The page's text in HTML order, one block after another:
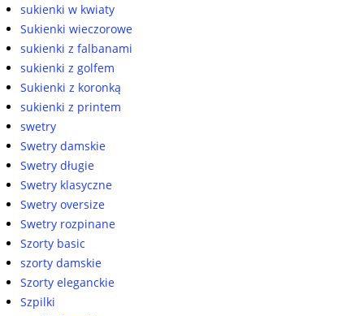
sukienki w kwiaty
Sukienki wieczorowe
sukienki z falbanami
sukienki z golfem
Sukienki z koronką
sukienki z printem
swetry
Swetry damskie
Swetry długie
Swetry klasyczne
Swetry oversize
Swetry rozpinane
Szorty basic
szorty damskie
Szorty eleganckie
Szpilki